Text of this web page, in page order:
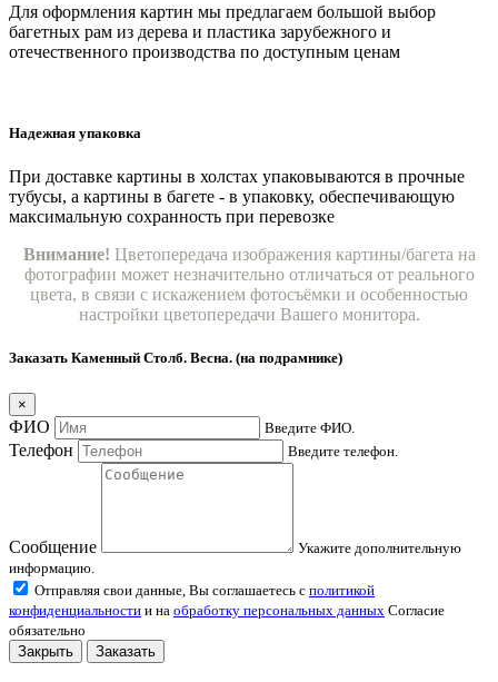
Для оформления картин мы предлагаем большой выбор
багетных рам из дерева и пластика зарубежного и
отечественного производства по доступным ценам
Надежная упаковка
При доставке картины в холстах упаковываются в прочные
тубусы, а картины в багете - в упаковку, обеспечивающую
максимальную сохранность при перевозке
Внимание! Цветопередача изображения картины/багета на
фотографии может незначительно отличаться от реального
цвета, в связи с искажением фотосъёмки и особенностью
настройки цветопередачи Вашего монитора.
Заказать Каменный Столб. Весна. (на подрамнике)
×
ФИО Введите ФИО.
Телефон Введите телефон.
Сообщение
Укажите дополнительную
информацию.
Отправляя свои данные, Вы соглашаетесь с политикой
конфиденциальности и на обработку персональных данных Согласие
обязательно
Закрыть
Заказать